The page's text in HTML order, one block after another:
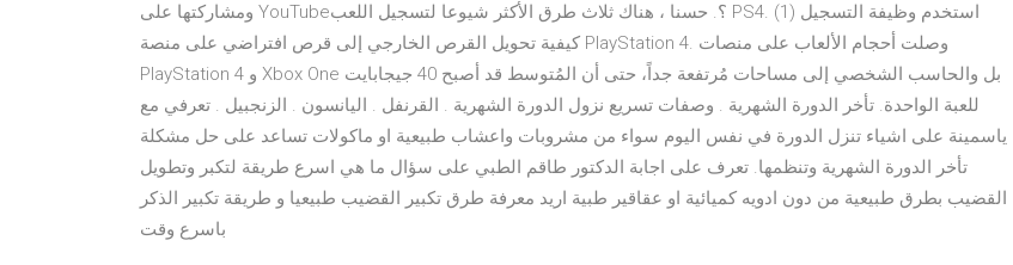
ومشاركتها على YouTube؟. حسنا ، هناك ثلاث طرق الأكثر شيوعا لتسجيل اللعب PS4. (1) استخدم وظيفة التسجيل
كيفية تحويل القرص الخارجي إلى قرص افتراضي على منصة PlayStation 4. وصلت أحجام الألعاب على منصات
PlayStation 4 و Xbox One بل والحاسب الشخصي إلى مساحات مُرتفعة جداً، حتى أن المُتوسط قد أصبح 40 جيجابايت
للعبة الواحدة. تأخر الدورة الشهرية . وصفات تسريع نزول الدورة الشهرية . القرنفل . اليانسون . الزنجبيل . تعرفي مع
ياسمينة على اشياء تنزل الدورة في نفس اليوم سواء من مشروبات واعشاب طبيعية او ماكولات تساعد على حل مشكلة
تأخر الدورة الشهرية وتنظمها. تعرف على اجابة الدكتور طاقم الطبي على سؤال ما هي اسرع طريقة لتكبر وتطويل
القضيب بطرق طبيعية من دون ادويه كميائية او عقاقير طبية اريد معرفة طرق تكبير القضيب طبيعيا و طريقة تكبير الذكر
باسرع وقت